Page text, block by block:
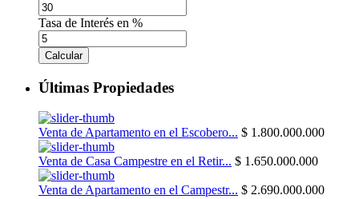
Tasa de Interés en %
Calcular
Últimas Propiedades
Venta de Apartamento en el Escobero... $ 1.800.000.000
Venta de Casa Campestre en el Retir... $ 1.650.000.000
Venta de Apartamento en el Campestr... $ 2.690.000.000